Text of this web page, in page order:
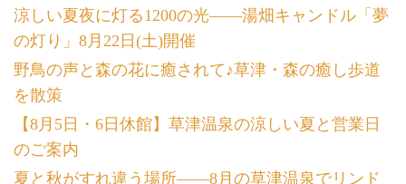
涼しい夏夜に灯る1200の光――湯畑キャンドル「夢
の灯り」8月22日(土)開催
野鳥の声と森の花に癒されて♪草津・森の癒し歩道
を散策
【8月5日・6日休館】草津温泉の涼しい夏と営業日
のご案内
夏と秋がすれ違う場所――8月の草津温泉でリンド